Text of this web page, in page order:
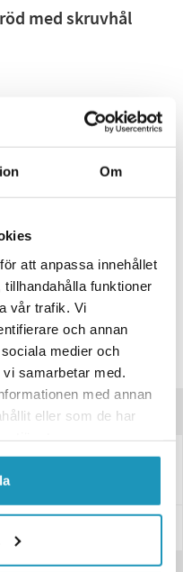
Om
att anpassa innehållet
funktioner
vår trafik. Vi
och annan
medier och
samarbetar med.
med annan
eller som de har
med skruvhål
25 kr
skruvhål (5,3 mm)